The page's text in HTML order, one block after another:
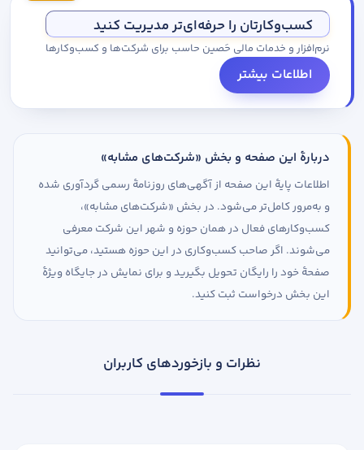
کسب‌وکارتان را حرفه‌ای‌تر مدیریت کنید
نرم‌افزار و خدمات مالی حَصین حاسب برای شرکت‌ها و کسب‌وکارها
اطلاعات بیشتر
دربارهٔ این صفحه و بخش «شرکت‌های مشابه»
اطلاعات پایهٔ این صفحه از آگهی‌های روزنامهٔ رسمی گردآوری شده
و به‌مرور کامل‌تر می‌شود. در بخش «شرکت‌های مشابه»،
کسب‌وکارهای فعال در همان حوزه و شهر این شرکت معرفی
می‌شوند. اگر صاحب کسب‌وکاری در این حوزه هستید، می‌توانید
صفحهٔ خود را رایگان تحویل بگیرید و برای نمایش در جایگاه ویژهٔ
این بخش درخواست ثبت کنید.
نظرات و بازخوردهای کاربران